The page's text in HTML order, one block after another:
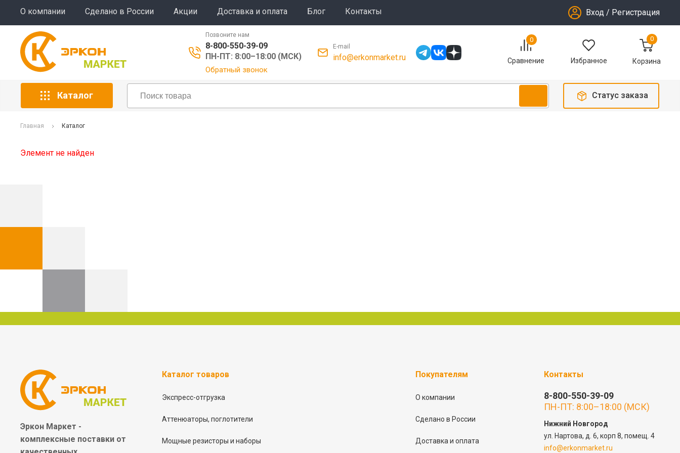
О компании Сделано в России Акции Доставка и оплата Блог Контакты Вход / Регистрация
Позвоните нам
8-800-550-39-09
ПН-ПТ: 8:00–18:00 (МСК)
Обратный звонок
E-mail
info@erkonmarket.ru
0
Сравнение Избранное
0
Корзина
Каталог Статус заказа
Главная Каталог
Элемент не найден
Эркон Маркет -
комплексные поставки от
Каталог товаров
Экспресс-отгрузка
Аттенюаторы, поглотители
Мощные резисторы и наборы
Покупателям
О компании
Сделано в России
Доставка и оплата
Контакты
8-800-550-39-09
ПН-ПТ: 8:00–18:00 (МСК)
Нижний Новгород
ул. Нартова, д. 6, корп 8, помещ. 4
info@erkonmarket.ru